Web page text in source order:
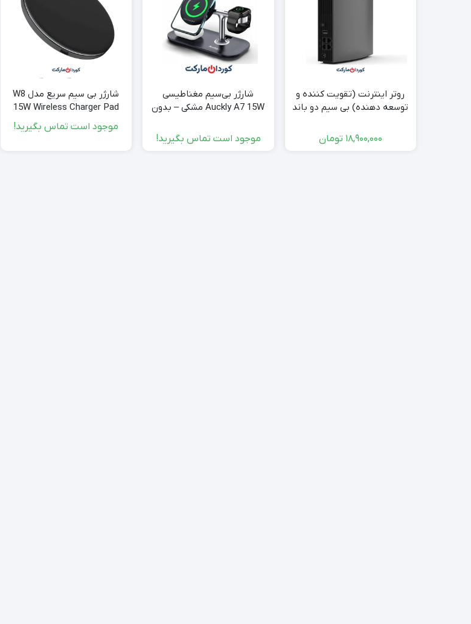
روتر اینترنت (تقویت کننده و
توسعه دهنده) بی سیم دو باند
WAVLINK AC3200 با صفحه
18,900,000 تومان
شارژر بی‌سیم مغناطیسی
Auckly A7 15W مشکی – بدون
موجود است تماس بگیرید!
شارژر بی سیم سریع مدل W8
15W Wireless Charger Pad
موجود است تماس بگیرید!